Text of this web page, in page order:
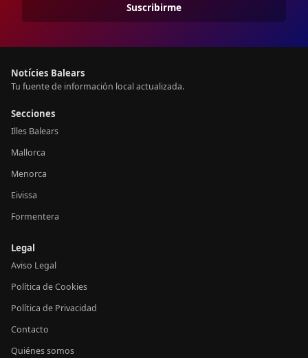
Suscribirme
Notícies Balears
Tu fuente de información local actualizada.
Secciones
Illes Balears
Mallorca
Menorca
Eivissa
Formentera
Legal
Aviso Legal
Política de Cookies
Política de Privacidad
Contacto
Quiénes somos